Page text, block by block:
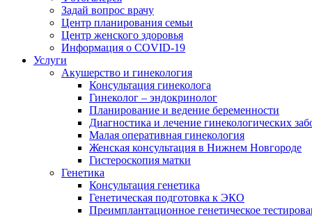
Задай вопрос врачу
Центр планирования семьи
Центр женского здоровья
Информация о COVID-19
Услуги
Акушерство и гинекология
Консультация гинеколога
Гинеколог – эндокринолог
Планирование и ведение беременности
Диагностика и лечение гинекологических
Малая оперативная гинекология
Женская консультация в Нижнем Новгороде
Гистероскопия матки
Генетика
Консультация генетика
Генетическая подготовка к ЭКО
Преимплантационное генетическое